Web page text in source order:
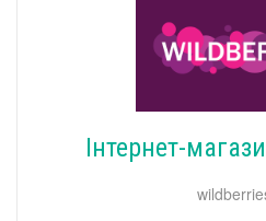
Інтернет-